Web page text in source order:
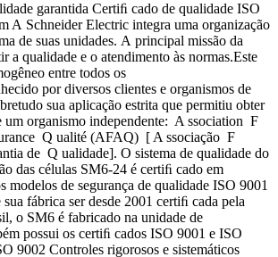
garantida Certiﬁ cado de qualidade ISO
A Schneider Electric integra uma organização
de suas unidades. A principal missão da
a qualidade e o atendimento às normas.Este
entre todos os
por diversos clientes e organismos de
sua aplicação estrita que permitiu obter
um organismo independente: A ssociation F
Q ualité (AFAQ) [ A ssociação F
de Q ualidade]. O sistema de qualidade do
das células SM6-24 é certiﬁ cado em
modelos de segurança de qualidade ISO 9001
fábrica ser desde 2001 certiﬁ cada pela
o SM6 é fabricado na unidade de
possui os certiﬁ cados ISO 9001 e ISO
9002 Controles rigorosos e sistemáticos